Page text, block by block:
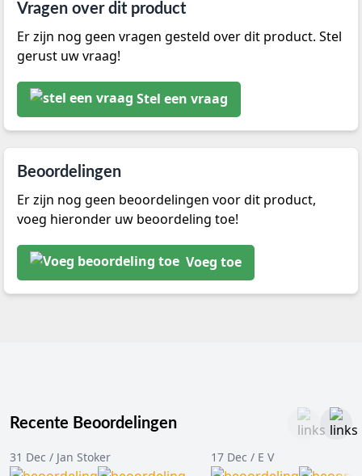
Vragen over dit product
Er zijn nog geen vragen gesteld over dit product. Stel
gerust uw vraag!
Stel een vraag
Beoordelingen
Er zijn nog geen beoordelingen voor dit product,
voeg hieronder uw beoordeling toe!
Voeg toe
Recente Beoordelingen
31 Dec / Jan Stoker 17 Dec / E V